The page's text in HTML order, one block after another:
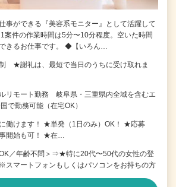
事ができる『美容系モニター』として活躍して
1案件の作業時間は5分〜10分程度。空いた時間
きるお仕事です。 ◆【いろん…
★謝礼は、最短で当日のうちに受け取れま
リモート勤務 岐阜県・三重県内全域を含むエ
で勤務可能（在宅OK）
働けます！ ★単発（1日のみ）OK！ ★応募
開始も可！ ★在…
／年齢不問＞⇒★特に20代〜50代の女性の登
マートフォンもしくはパソコンをお持ちの方